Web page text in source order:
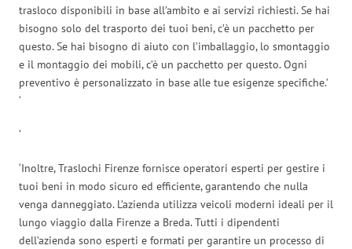
trasloco disponibili in base all’ambito e ai servizi richiesti. Se hai
bisogno solo del trasporto dei tuoi beni, c’è un pacchetto per
questo. Se hai bisogno di aiuto con l’imballaggio, lo smontaggio
e il montaggio dei mobili, c’è un pacchetto per questo. Ogni
preventivo è personalizzato in base alle tue esigenze specifiche.’
‘
‘
‘Inoltre, Traslochi Firenze fornisce operatori esperti per gestire i
tuoi beni in modo sicuro ed efficiente, garantendo che nulla
venga danneggiato. L’azienda utilizza veicoli moderni ideali per il
lungo viaggio dalla Firenze a Breda. Tutti i dipendenti
dell’azienda sono esperti e formati per garantire un processo di